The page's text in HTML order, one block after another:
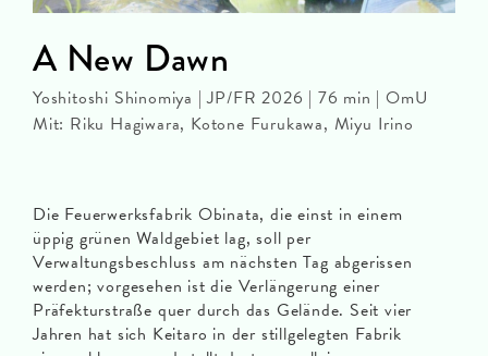
Die Feuerwerksfabrik Obinata, die einst in einem
üppig grünen Waldgebiet lag, soll per
Verwaltungsbeschluss am nächsten Tag abgerissen
werden; vorgesehen ist die Verlängerung einer
Präfekturstraße quer durch das Gelände. Seit vier
Jahren hat sich Keitaro in der stillgelegten Fabrik
A New Dawn
Yoshitoshi Shinomiya | JP/FR 2026 | 76 min | OmU
Mit: Riku Hagiwara, Kotone Furukawa, Miyu Irino